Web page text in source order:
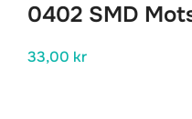
0402 SMD
33,00 kr